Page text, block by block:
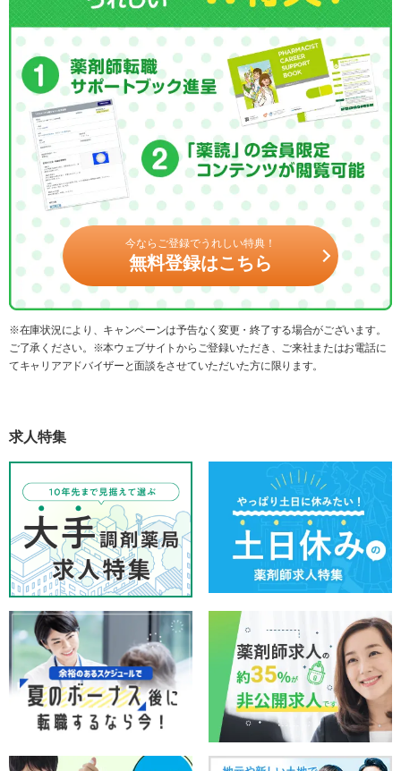
今ならご登録でうれしい特典！
無料登録はこちら
※在庫状況により、キャンペーンは予告なく変更・終了する場合がございます。
ご了承ください。※本ウェブサイトからご登録いただき、ご来社またはお電話に
てキャリアアドバイザーと面談をさせていただいた方に限ります。
求人特集